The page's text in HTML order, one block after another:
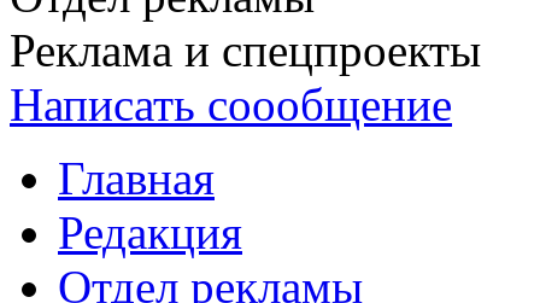
Реклама и спецпроекты
Написать соообщение
Главная
Редакция
Отдел рекламы